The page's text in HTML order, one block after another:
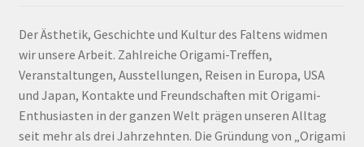
Der Ästhetik, Geschichte und Kultur des Faltens widmen
wir unsere Arbeit. Zahlreiche Origami-Treffen,
Veranstaltungen, Ausstellungen, Reisen in Europa, USA
und Japan, Kontakte und Freundschaften mit Origami-
Enthusiasten in der ganzen Welt prägen unseren Alltag
seit mehr als drei Jahrzehnten. Die Gründung von „Origami